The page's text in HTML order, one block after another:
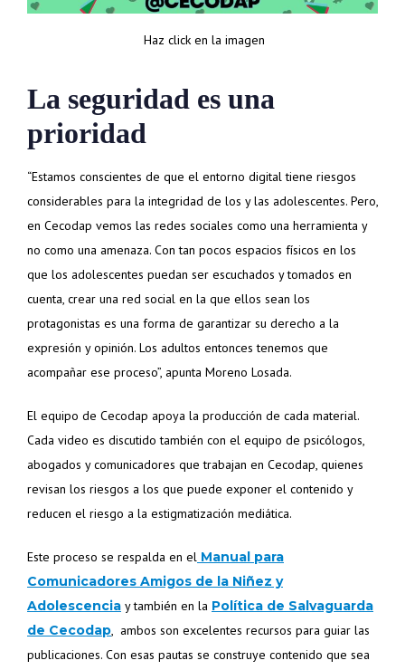
Haz click en la imagen
La seguridad es una
prioridad
“Estamos conscientes de que el entorno digital tiene riesgos
considerables para la integridad de los y las adolescentes. Pero,
en Cecodap vemos las redes sociales como una herramienta y
no como una amenaza. Con tan pocos espacios físicos en los
que los adolescentes puedan ser escuchados y tomados en
cuenta, crear una red social en la que ellos sean los
protagonistas es una forma de garantizar su derecho a la
expresión y opinión. Los adultos entonces tenemos que
acompañar ese proceso”, apunta Moreno Losada.
El equipo de Cecodap apoya la producción de cada material.
Cada video es discutido también con el equipo de psicólogos,
abogados y comunicadores que trabajan en Cecodap, quienes
revisan los riesgos a los que puede exponer el contenido y
reducen el riesgo a la estigmatización mediática.
Este proceso se respalda en el Manual para
Comunicadores Amigos de la Niñez y
Adolescencia y también en la Política de Salvaguarda
de Cecodap, ambos son excelentes recursos para guiar las
publicaciones. Con esas pautas se construye contenido que sea